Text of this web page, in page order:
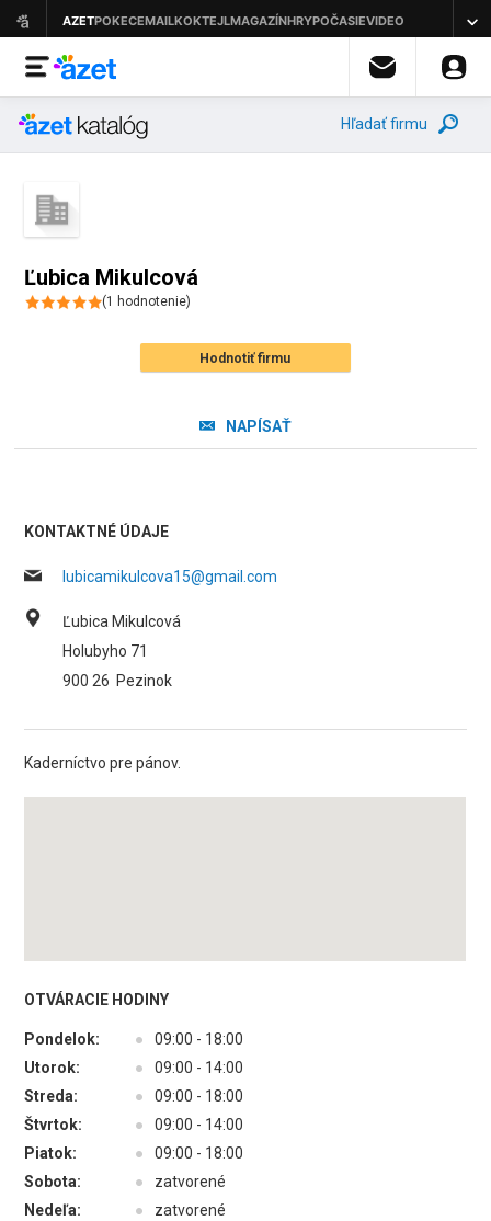
Hľadať firmu
Ľubica Mikulcová
(1 hodnotenie)
Hodnotiť firmu
NAPÍSAŤ
KONTAKTNÉ ÚDAJE
lubicamikulcova15@gmail.com
Ľubica Mikulcová
Holubyho 71
900 26 Pezinok
Kaderníctvo pre pánov.
OTVÁRACIE HODINY
Pondelok: ●
09:00 - 18:00
Utorok:
●
09:00 - 14:00
Streda:
●
09:00 - 18:00
Štvrtok:
●
09:00 - 14:00
Piatok:
●
09:00 - 18:00
Sobota:
●
zatvorené
Nedeľa:
● zatvorené